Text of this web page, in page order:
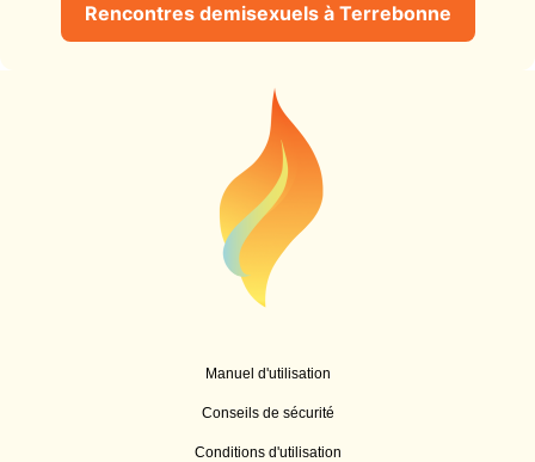
Rencontres demisexuels à Terrebonne
Manuel d'utilisation
Conseils de sécurité
Conditions d'utilisation